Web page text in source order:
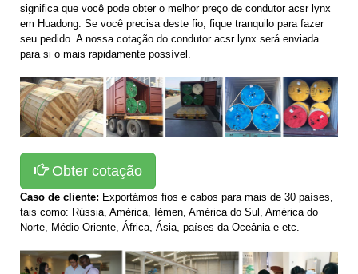
significa que você pode obter o melhor preço de condutor acsr lynx
em Huadong. Se você precisa deste fio, fique tranquilo para fazer
seu pedido. A nossa cotação do condutor acsr lynx será enviada
para si o mais rapidamente possível.
Obter cotação
Caso de cliente: Exportámos fios e cabos para mais de 30 países,
tais como: Rússia, América, Iémen, América do Sul, América do
Norte, Médio Oriente, África, Ásia, países da Oceânia e etc.